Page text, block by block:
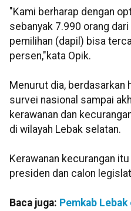
"Kami berharap dengan
sebanyak 7.990 orang
pemilihan (dapil) bisa
persen,"kata Opik.
Menurut dia, berdasarkan
survei nasional sampai
kerawanan dan
di wilayah Lebak selatan.
Kerawanan kecurangan
presiden dan calon
Baca juga: Pemkab